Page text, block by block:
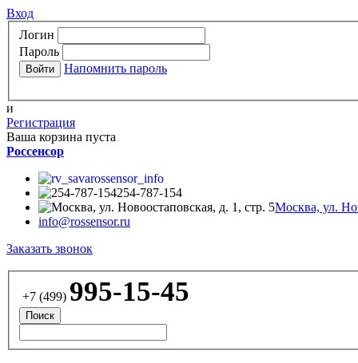
Вход
Логин
Пароль
Напомнить пароль
и
Регистрация
Ваша корзина пуста
Россенсор
rossensor_info
254-787-154
Москва, ул.
info@rossensor.ru
Заказать звонок
+7 (499) 995-15-45